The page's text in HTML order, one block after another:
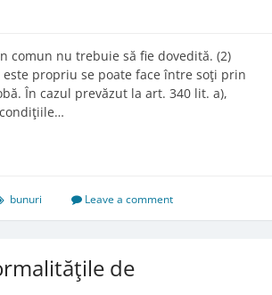
comun nu trebuie să fie dovedită. (2)
este propriu se poate face între soţi prin
În cazul prevăzut la art. 340 lit. a),
bunuri Leave a comment
de